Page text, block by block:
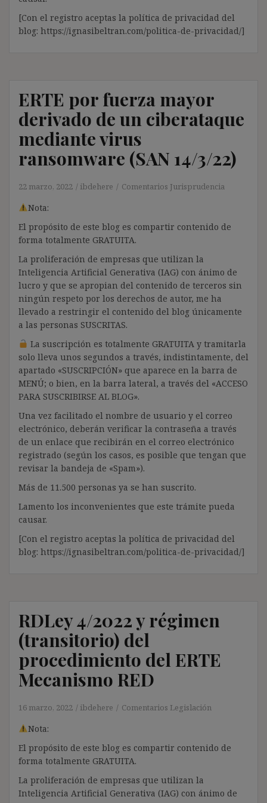
[Con el registro aceptas la política de privacidad del
blog: https://ignasibeltran.com/politica-de-privacidad/]
ERTE por fuerza mayor
derivado de un ciberataque
mediante virus
ransomware (SAN 14/3/22)
22 marzo, 2022 ibdehere Comentarios Jurisprudencia
Nota:
El propósito de este blog es compartir contenido de
forma totalmente GRATUITA.
La proliferación de empresas que utilizan la
Inteligencia Artificial Generativa (IAG) con ánimo de
lucro y que se apropian del contenido de terceros sin
ningún respeto por los derechos de autor, me ha
llevado a restringir el contenido del blog únicamente
a las personas SUSCRITAS.
La suscripción es totalmente GRATUITA y tramitarla
solo lleva unos segundos a través, indistintamente, del
apartado «SUSCRIPCIÓN» que aparece en la barra de
MENÚ; o bien, en la barra lateral, a través del «ACCESO
PARA SUSCRIBIRSE AL BLOG».
Una vez facilitado el nombre de usuario y el correo
electrónico, deberán verificar la contraseña a través
de un enlace que recibirán en el correo electrónico
registrado (según los casos, es posible que tengan que
revisar la bandeja de «Spam»).
Más de 11.500 personas ya se han suscrito.
Lamento los inconvenientes que este trámite pueda
causar.
[Con el registro aceptas la política de privacidad del
blog: https://ignasibeltran.com/politica-de-privacidad/]
RDLey 4/2022 y régimen
(transitorio) del
procedimiento del ERTE
Mecanismo RED
16 marzo, 2022 ibdehere Comentarios Legislación
Nota:
El propósito de este blog es compartir contenido de
forma totalmente GRATUITA.
La proliferación de empresas que utilizan la
Inteligencia Artificial Generativa (IAG) con ánimo de